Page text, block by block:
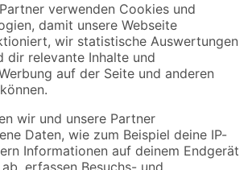
Angebote und Aktionen mehr verpassen!
Versandarten